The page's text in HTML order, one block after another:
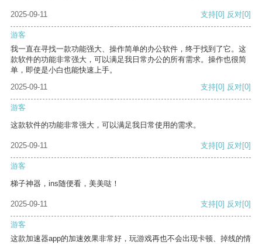
2025-09-11 支持[0] 反对[0]
游客
我一直在寻找一款功能强大、操作简单的办公软件，终于找到了它。这
款软件的功能非常强大，可以满足我日常办公的所有需求。操作也很简
单，即使是小白也能快速上手。
2025-09-11
支持[0] 反对[0]
游客
这款软件的功能非常强大，可以满足我日常使用的需求。
2025-09-11 支持[0] 反对[0]
游客
梯子神器，ins随便看，美美哒！
2025-09-11 支持[0] 反对[0]
游客
这款加速器app的加速效果非常好，玩游戏再也不会出现卡顿、掉线的情